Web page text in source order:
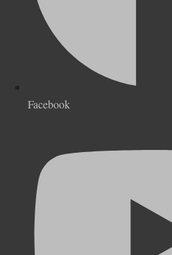
Facebook